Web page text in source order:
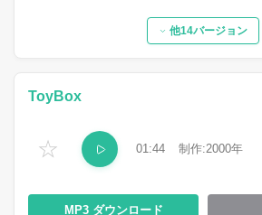
他14バージョン
☆
ToyBox
01:44 2000
MP3